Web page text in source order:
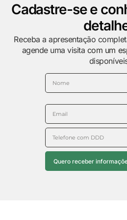
Cadastre-se e
Receba a apresentação
agende uma visita com um
Quero receber